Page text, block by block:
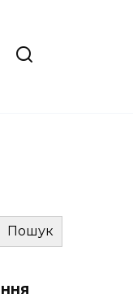
Пошук